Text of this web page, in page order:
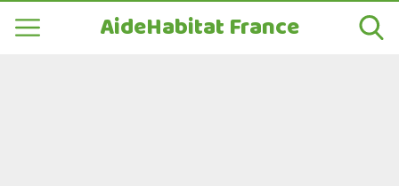
AideHabitat France